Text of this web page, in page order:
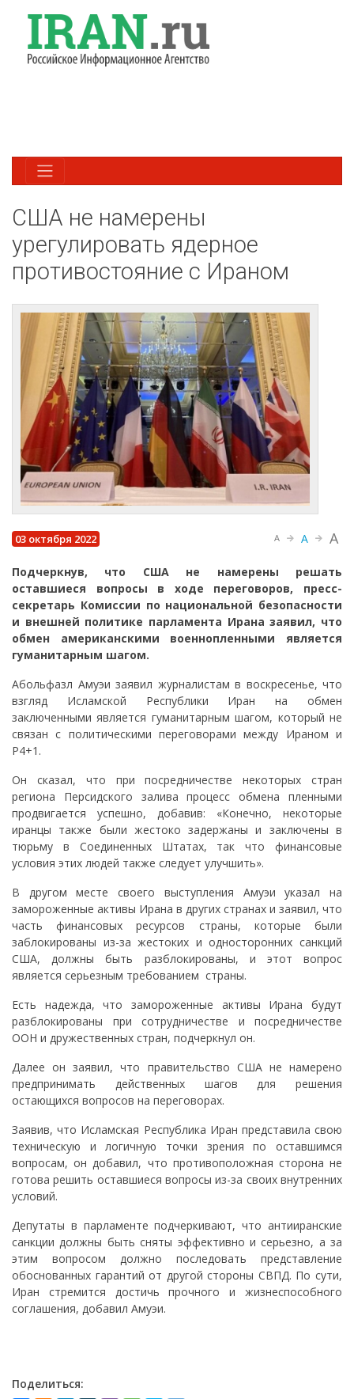
США не намерены
урегулировать ядерное
противостояние с Ираном
03 октября 2022 A A A
Подчеркнув, что США не намерены решать
оставшиеся вопросы в ходе переговоров, пресс-
секретарь Комиссии по национальной безопасности
и внешней политике парламента Ирана заявил, что
обмен американскими военнопленными является
гуманитарным шагом.
Абольфазл Амуэи заявил журналистам в воскресенье, что
взгляд Исламской Республики Иран на обмен
заключенными является гуманитарным шагом, который не
связан с политическими переговорами между Ираном и
P4+1.
Он сказал, что при посредничестве некоторых стран
региона Персидского залива процесс обмена пленными
продвигается успешно, добавив: «Конечно, некоторые
иранцы также были жестоко задержаны и заключены в
тюрьму в Соединенных Штатах, так что финансовые
условия этих людей также следует улучшить».
В другом месте своего выступления Амуэи указал на
замороженные активы Ирана в других странах и заявил, что
часть финансовых ресурсов страны, которые были
заблокированы из-за жестоких и односторонних санкций
США, должны быть разблокированы, и этот вопрос
является серьезным требованием страны.
Есть надежда, что замороженные активы Ирана будут
разблокированы при сотрудничестве и посредничестве
ООН и дружественных стран, подчеркнул он.
Далее он заявил, что правительство США не намерено
предпринимать действенных шагов для решения
остающихся вопросов на переговорах.
Заявив, что Исламская Республика Иран представила свою
техническую и логичную точки зрения по оставшимся
вопросам, он добавил, что противоположная сторона не
готова решить оставшиеся вопросы из-за своих внутренних
условий.
Депутаты в парламенте подчеркивают, что антииранские
санкции должны быть сняты эффективно и серьезно, а за
этим вопросом должно последовать представление
обоснованных гарантий от другой стороны СВПД. По сути,
Иран стремится достичь прочного и жизнеспособного
соглашения, добавил Амуэи.
Поделиться: